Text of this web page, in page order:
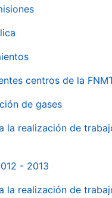
centros de la
de gases
la realización de
- 2013
la realización de